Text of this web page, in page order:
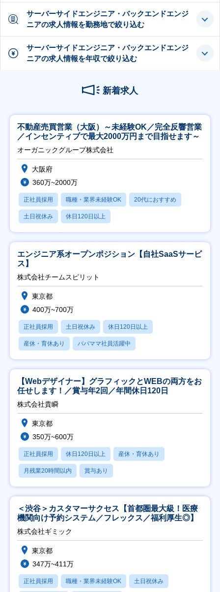
サーバーサイドエンジニア・バックエンドエンジ
ニアの求人情報を勤務地で絞り込む
サーバーサイドエンジニア・バックエンドエンジ
ニアの求人情報を年収で絞り込む
新着求人
不動産売買営業（大阪）～未経験OK／完全反響営業
／インセンティブで最大2000万円まで目指せます～
オーガニックグループ株式会社
大阪府
360万~2000万
正社員採用 職種・業界未経験OK 20代におすすめ
土日祝休み 休日120日以上
エンジニア系オープンポジション【自社SaaSサービ
ス】
株式会社チームスピリット
東京都
400万~700万
正社員採用 土日祝休み 休日120日以上
産休・育休あり パパママ社員活躍中
【Webデザイナー】グラフィックとWEBの両方をお
任せします！／賞与年2回／年間休日120日
株式会社貴瞬
東京都
350万~600万
正社員採用 休日120日以上 産休・育休あり
月残業20時間以内 賞与あり
＜渋谷＞カスタマーサクセス【首都圏最大級！医療
機関向け予約システム／フレックス／福利厚生◎】
株式会社ギミック
東京都
347万~411万
正社員採用 職種・業界未経験OK 土日祝休み